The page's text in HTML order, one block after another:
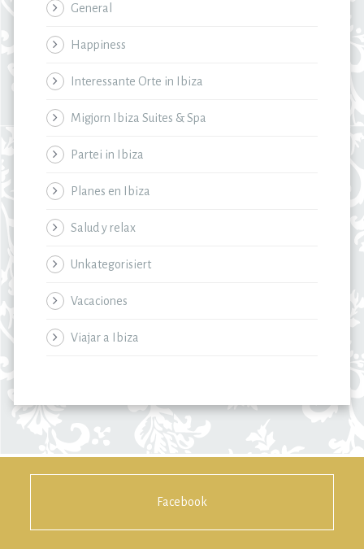
General
Happiness
Interessante Orte in Ibiza
Migjorn Ibiza Suites & Spa
Partei in Ibiza
Planes en Ibiza
Salud y relax
Unkategorisiert
Vacaciones
Viajar a Ibiza
Facebook